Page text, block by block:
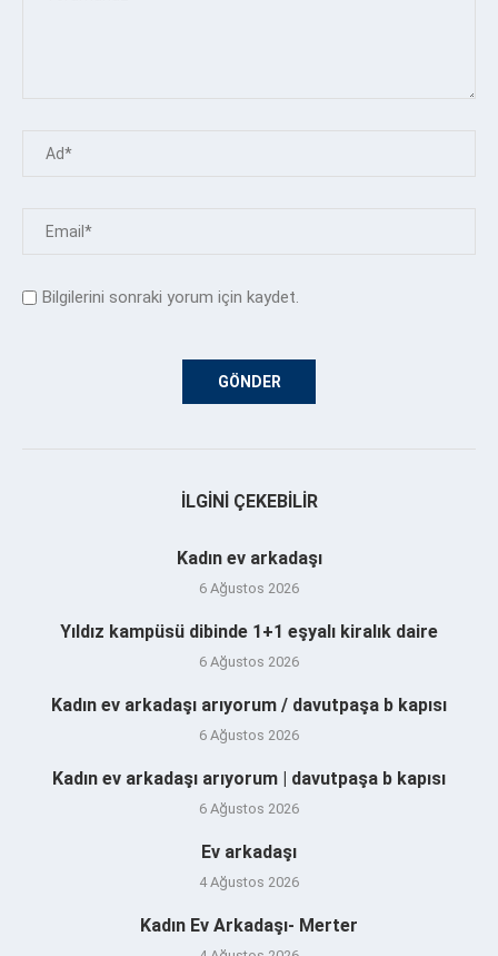
Bilgilerini sonraki yorum için kaydet.
İLGINI ÇEKEBILIR
Kadın ev arkadaşı
6 Ağustos 2026
Yıldız kampüsü dibinde 1+1 eşyalı kiralık daire
6 Ağustos 2026
Kadın ev arkadaşı arıyorum / davutpaşa b kapısı
6 Ağustos 2026
Kadın ev arkadaşı arıyorum | davutpaşa b kapısı
6 Ağustos 2026
Ev arkadaşı
4 Ağustos 2026
Kadın Ev Arkadaşı- Merter